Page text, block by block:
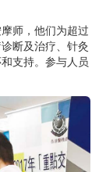
师，他们为超过
断及治疗、针灸
支持。参与人员